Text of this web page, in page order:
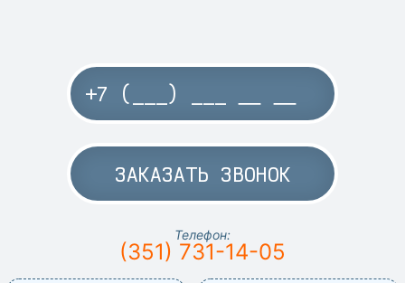
ЗАКАЗАТЬ ЗВОНОК
Телефон:
(351) 731-14-05